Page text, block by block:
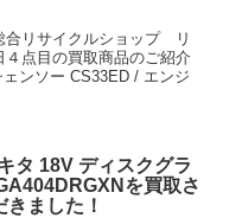
合リサイクルショップ リ
点目の買取商品のご紹介
ンソー CS33ED / エンジ
タ 18V ディスクグラ
を買取さ
ました！